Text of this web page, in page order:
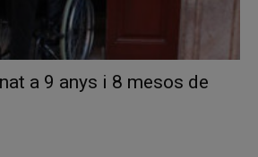
a 9 anys i 8 mesos de